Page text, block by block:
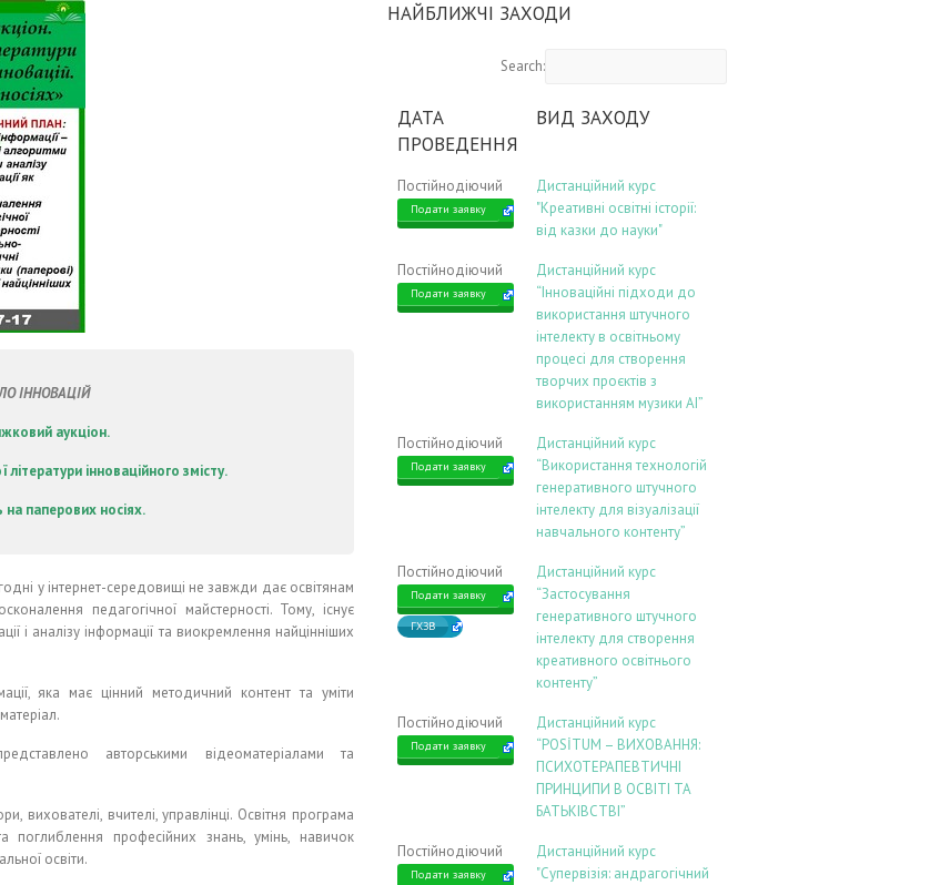
ІННОВАЦІЙ
аукціон.
інноваційного змісту.
на паперових носіях.
у інтернет-середовищі не завжди дає освітянам
педагогічної майстерності. Тому, існує
і аналізу інформації та виокремлення найцінніших
яка має цінний методичний контент та уміти
авторськими відеоматеріалами та
вихователі, вчителі, управлінці. Освітня програма
професійних знань, умінь, навичок
освіти.
НАЙБЛИЖЧІ ЗАХОДИ
Search:
ДАТА
ПРОВЕДЕННЯ
ВИД ЗАХОДУ
Постійнодіючий
Подати заявку
Дистанційний курс
"Креативні освітні історії:
від казки до науки"
Постійнодіючий
Подати заявку
Дистанційний курс
“Інноваційні підходи до
використання штучного
інтелекту в освітньому
процесі для створення
творчих проєктів з
використанням музики АІ”
Постійнодіючий
Подати заявку
Дистанційний курс
“Використання технологій
генеративного штучного
інтелекту для візуалізації
навчального контенту”
Постійнодіючий
Подати заявку
ГХЗВ
Дистанційний курс
“Застосування
генеративного штучного
інтелекту для створення
креативного освітнього
контенту”
Постійнодіючий
Подати заявку
Дистанційний курс
“POSİTUM – ВИХОВАННЯ:
ПСИХОТЕРАПЕВТИЧНІ
ПРИНЦИПИ В ОСВІТІ ТА
БАТЬКІВСТВІ”
Постійнодіючий
Подати заявку
Дистанційний курс
"Супервізія: андрагогічний